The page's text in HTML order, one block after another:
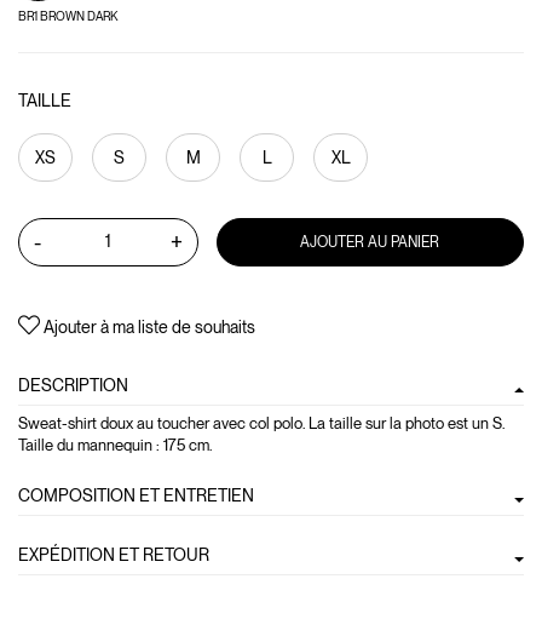
BR1 BROWN DARK
TAILLE
XS S M L XL
- + AJOUTER AU PANIER
Ajouter à ma liste de souhaits
DESCRIPTION
Sweat-shirt doux au toucher avec col polo. La taille sur la photo est un S.
Taille du mannequin : 175 cm.
COMPOSITION ET ENTRETIEN
EXPÉDITION ET RETOUR